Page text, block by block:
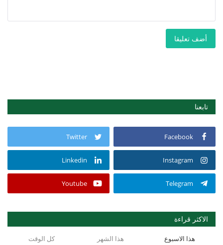
أضف تعليقا
تابعنا
Facebook
Twitter
Instagram
Linkedin
Telegram
Youtube
الاكثر قراءة
هذا الاسبوع هذا الشهر كل الوقت